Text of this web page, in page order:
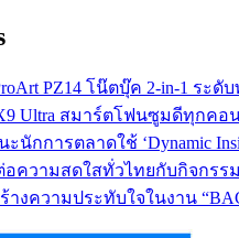
PZ14 โน๊ตบุ๊ค 2-in-1 ระ
X9 Ultra สมาร์ตโฟนซูมดีทุกค
ะนักการตลาดใช้ ‘Dynamic
อความสดใสทั่วไทยกับกิจกรร
ร้างความประทับใจในงาน